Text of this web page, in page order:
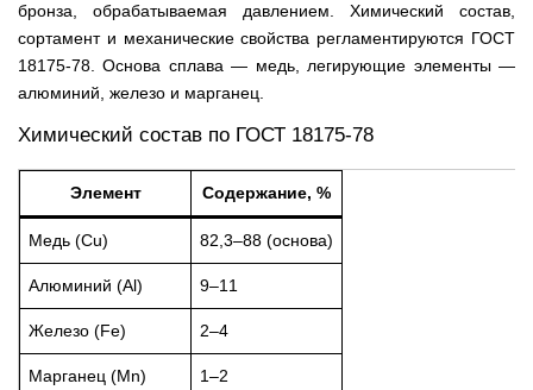
бронза, обрабатываемая давлением. Химический состав,
сортамент и механические свойства регламентируются ГОСТ
18175-78. Основа сплава — медь, легирующие элементы —
алюминий, железо и марганец.
Химический состав по ГОСТ 18175-78
Элемент Содержание, %
Медь (Cu) 82,3–88 (основа)
Алюминий (Al) 9–11
Железо (Fe) 2–4
Марганец (Mn) 1–2